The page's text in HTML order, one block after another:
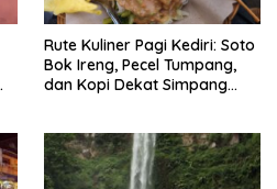
Rute Kuliner Pagi Kediri: Soto
Bok Ireng, Pecel Tumpang,
dan Kopi Dekat Simpang